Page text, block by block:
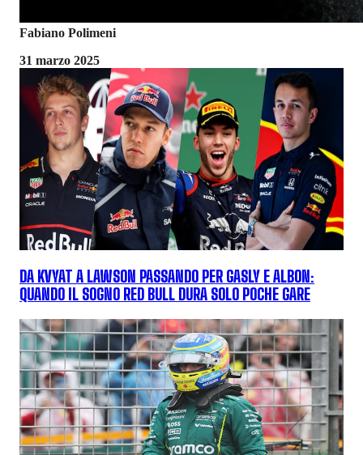
Fabiano Polimeni
31 marzo 2025
DA KVYAT A LAWSON PASSANDO PER GASLY E ALBON:
QUANDO IL SOGNO RED BULL DURA SOLO POCHE GARE